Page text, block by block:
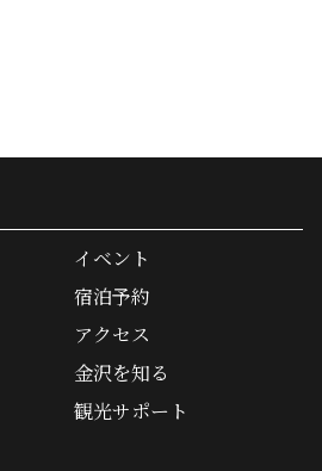
イベント
宿泊予約
アクセス
金沢を知る
観光サポート